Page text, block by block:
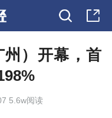
州）开幕，首
5.6w阅读